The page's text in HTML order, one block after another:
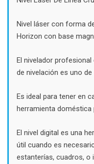
Nivel láser con forma
Horizon con base
El nivelador
de nivelación es uno
Es ideal para tener en
herramienta doméstica
El nivel digital es una
útil cuando es
estanterías, cuadros, o